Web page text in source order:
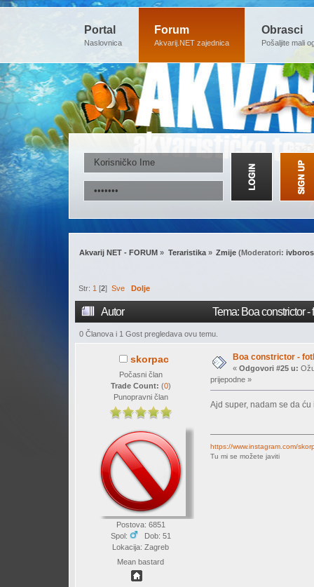
Portal
Naslovnica
Forum
Akvarij.NET zajednica
Obrasci
Pošaljite mali
Akvarij NET - FORUM » Teraristika» Zmije (Moderatori:
Str:1 [2]Sve Dolje
Autor Tema: Boa constrictor
0 Članova i 1 Gost pregledava ovu temu.
skorpac
Počasni član
Trade Count: (0)
Punopravni član
Postova: 6851
Spol:
Dob: 51
Lokacija: Zagreb
Mean bastard
Boa constrictor -
« Odgovori #25 u:
prijepodne »
Ajd super, nadam se da
https://www.instagram.com/
Tu mi se možete javiti